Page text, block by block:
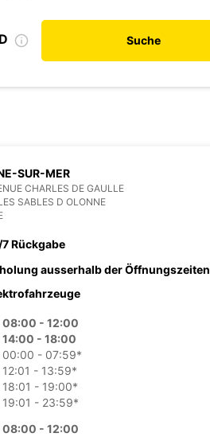
Suche
SUR-MER
CHARLES DE GAULLE
SABLES D OLONNE
Rückgabe
ausserhalb der Öffnungszeiten
08:00 - 12:00
14:00 - 18:00
00:00 - 07:59*
12:01 - 13:59*
18:01 - 19:00*
19:01 - 23:59*
08:00 - 12:00